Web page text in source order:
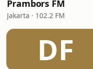
Prambors FM
Jakarta · 102.2 FM
DF